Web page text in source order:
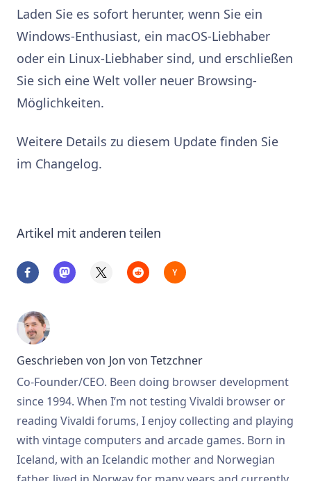
Laden Sie es sofort herunter, wenn Sie ein
Windows-Enthusiast, ein macOS-Liebhaber
oder ein Linux-Liebhaber sind, und erschließen
Sie sich eine Welt voller neuer Browsing-
Möglichkeiten.
Weitere Details zu diesem Update finden Sie
im Changelog.
Artikel mit anderen teilen
Geschrieben von Jon von Tetzchner
Co-Founder/CEO. Been doing browser development
since 1994. When I’m not testing Vivaldi browser or
reading Vivaldi forums, I enjoy collecting and playing
with vintage computers and arcade games. Born in
Iceland, with an Icelandic mother and Norwegian